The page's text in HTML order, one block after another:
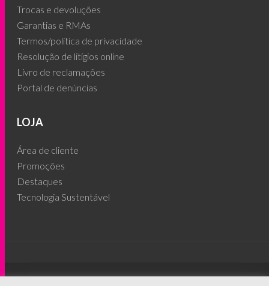
Trocas e devoluções
Garantias e RMAs
Termos/política de privacidade
Resolução de litígios online
Livro de reclamações
Portal de denúncias
LOJA
Área de cliente
Promoções
Destaques
Tecnologia Sustentável